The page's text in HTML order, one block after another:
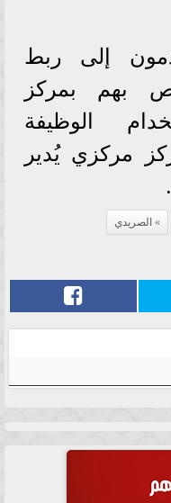
إلى ربط
بهم بمركز
الوظيفة
مركزي يُدير
الصريدي